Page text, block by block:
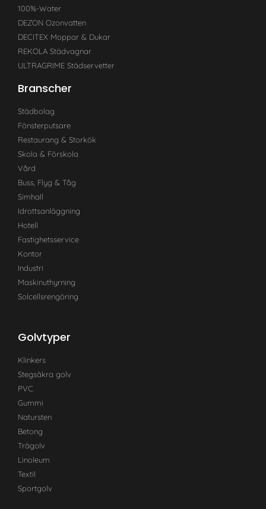
100%-Water
DEZON Ozonvatten
DECITEX Moppar & Dukar
REKOLA Städvagnar
ULTRAGRIME Städservetter
Branscher
Städbolag
Fönsterputsare
Restaurang & Storkök
Skola & Förskola
Vård
Buss, Flyg & Tåg
Simhall
Idrottsanläggning
Hotell
Fastighetsservice
Kontor
Industri
Maskinuthyrning
Solcellsrengöring
Golvtyper
Klinkers
Stegsäkra golv
PVC
Gummi
Natursten
Betong
Trägolv
Linoleum
Textil
Sportgolv